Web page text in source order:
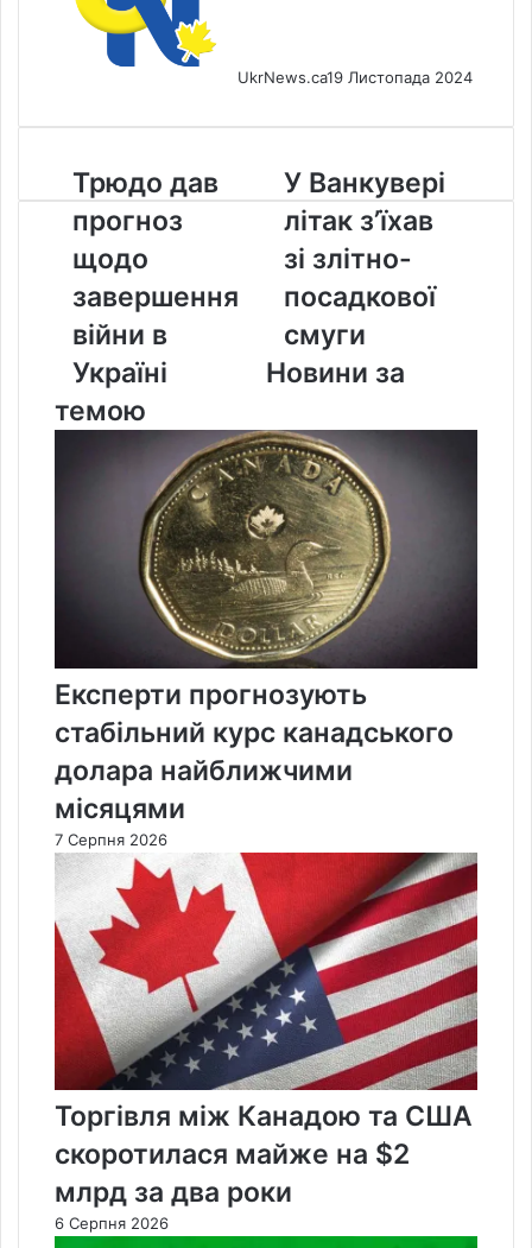
UkrNews.ca19 Листопада 2024
Трюдо
дав
прогноз
щодо
завершення
війни
в
Україні
Трюдо дав
прогноз
щодо
завершення
війни в
Україні
У
Ванкувері
літак
з’їхав
зі
злітно-
посадкової
смуги
У Ванкувері
літак з’їхав
зі злітно-
посадкової
смуги
Новини за
темою
Експерти прогнозують
стабільний курс канадського
долара найближчими
місяцями
7 Серпня 2026
Торгівля між Канадою та США
скоротилася майже на $2
млрд за два роки
6 Серпня 2026